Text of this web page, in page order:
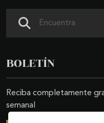
BOLETÍN
Reciba completamente
semanal